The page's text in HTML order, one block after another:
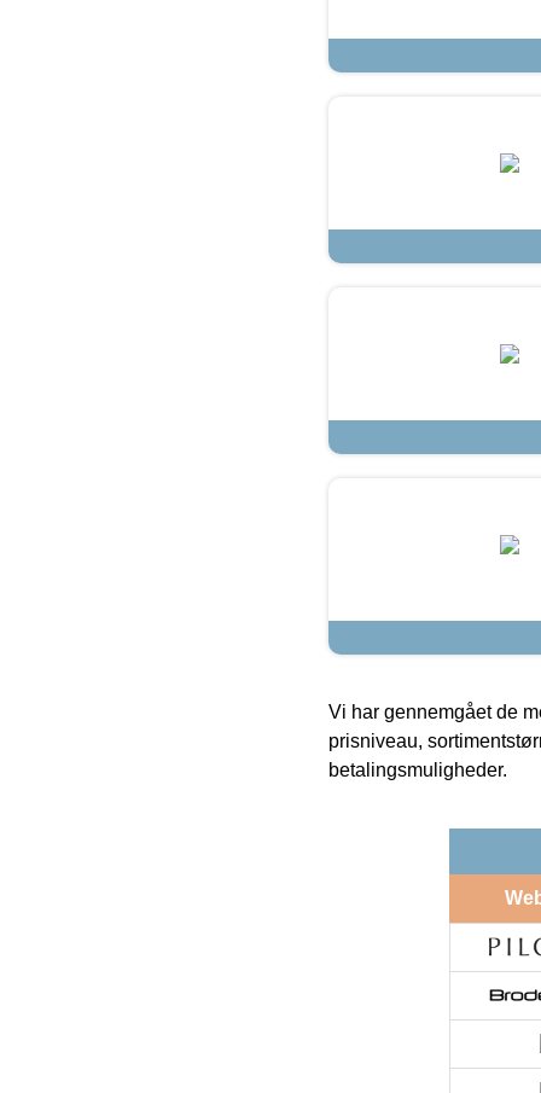
Vi har gennemgået de
prisniveau,
betalingsmuligheder.